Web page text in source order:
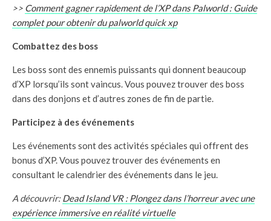
>> Comment gagner rapidement de l’XP dans Palworld : Guide
complet pour obtenir du palworld quick xp
Combattez des boss
Les boss sont des ennemis puissants qui donnent beaucoup
d’XP lorsqu’ils sont vaincus. Vous pouvez trouver des boss
dans des donjons et d’autres zones de fin de partie.
Participez à des événements
Les événements sont des activités spéciales qui offrent des
bonus d’XP. Vous pouvez trouver des événements en
consultant le calendrier des événements dans le jeu.
A découvrir:Dead Island VR : Plongez dans l’horreur avec une
expérience immersive en réalité virtuelle